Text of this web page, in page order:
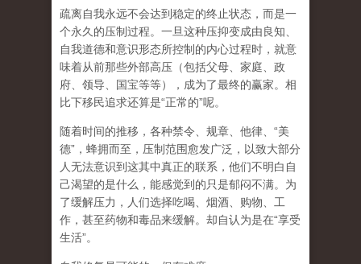
疏离自我永远不会达到稳定的终止状态，而是一
个永久的压制过程。一旦这种压抑变成由良知、
自我道德和意识形态所控制的内心过程时，就意
味着从前那些外部高压（包括父母、家庭、政
府、领导、国宝等等），成为了最终的赢家。相
比下移民追求还算是“正常的”呢。
随着时间的推移，各种禁令、规章、他律、 “美
德” ，蜂拥而至，压制范围愈发广泛，以致大部分
人无法意识到这其中真正的联系，他们不明白自
己渴望的是什么，能感觉到的只是郁闷不满。为
了缓解压力，人们选择吃喝、烟酒、购物、工
作，甚至药物和毒品来缓解。却自认为是在“享受
生活”。